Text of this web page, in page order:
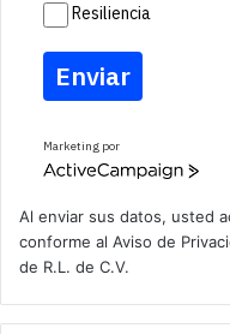
Resiliencia
Enviar
Marketing por
A
v
e
a
m
Al enviar sus datos, usted
conforme al Aviso de
de R.L. de C.V.